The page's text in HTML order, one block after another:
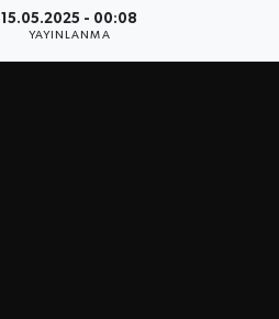
15.05.2025 - 00:08
YAYINLANMA